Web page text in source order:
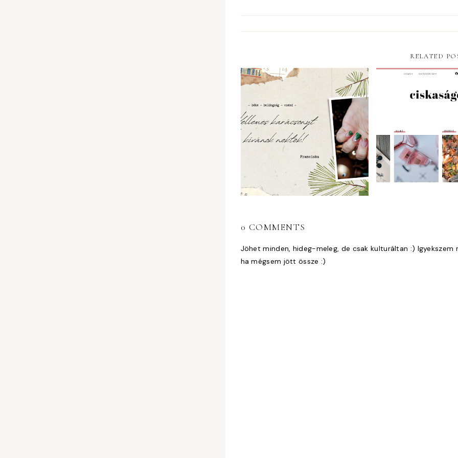
RELATED
0 COMMENTS
Jöhet minden, hideg-meleg, de csak kulturáltan :)
ha mégsem jött össze :)